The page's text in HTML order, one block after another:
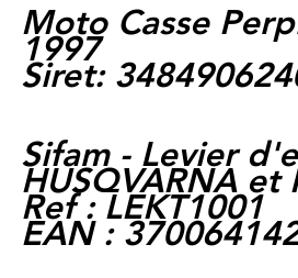
Moto Casse
1997
Siret:
Sifam - Levier
HUSQVARNA et
Ref : LEKT1001
EAN :